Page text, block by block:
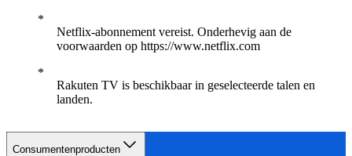
Netflix-abonnement vereist. Onderhevig aan de
voorwaarden op https://www.netflix.com
Rakuten TV is beschikbaar in geselecteerde talen en
landen.
Consumentenproducten